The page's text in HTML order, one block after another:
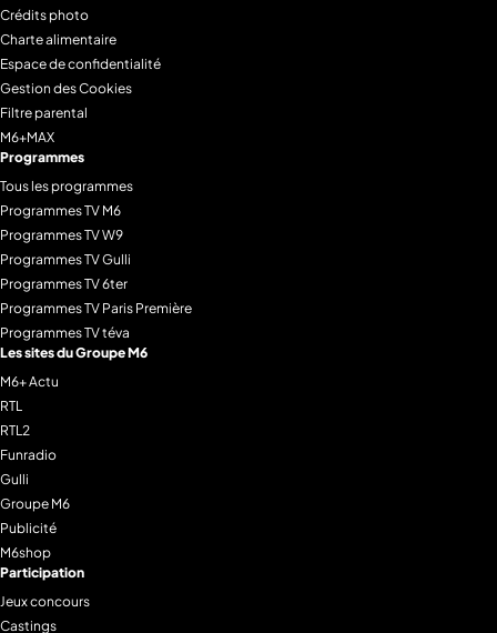
Crédits photo
Charte alimentaire
Espace de confidentialité
Gestion des Cookies
Filtre parental
M6+MAX
Programmes
Tous les programmes
Programmes TV M6
Programmes TV W9
Programmes TV Gulli
Programmes TV 6ter
Programmes TV Paris Première
Programmes TV téva
Les sites du Groupe M6
M6+ Actu
RTL
RTL2
Funradio
Gulli
Groupe M6
Publicité
M6shop
Participation
Jeux concours
Castings